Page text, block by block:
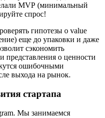
MVP (минимальный
спрос!
гипотезы о value
еще до упаковки и даже
сэкономить
представления о ценности
ошибочными
выхода на рынок.
стартапа
Мы занимаемся